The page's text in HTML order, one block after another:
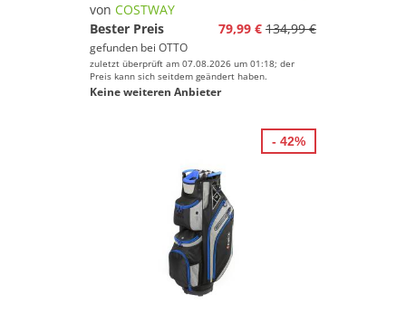
von COSTWAY
Bester Preis
79,99 € 134,99 €
gefunden bei OTTO
zuletzt überprüft am 07.08.2026 um 01:18; der
Preis kann sich seitdem geändert haben.
Keine weiteren Anbieter
- 42%